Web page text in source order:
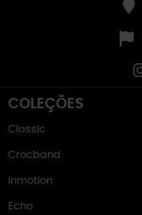
COLEÇÕES
Classic
Crocband
Inmotion
Echo